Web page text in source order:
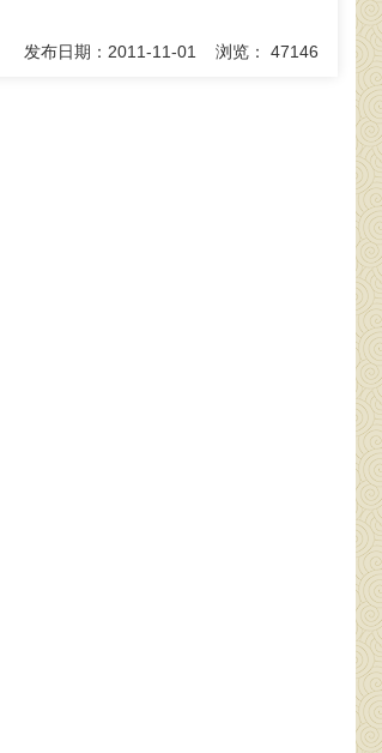
发布日期：2011-11-01 浏览： 47146